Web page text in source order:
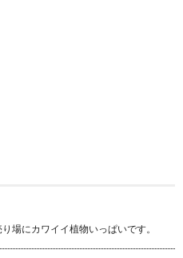
場にカワイイ植物いっぱいです。